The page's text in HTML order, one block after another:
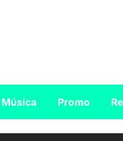
Música Promo